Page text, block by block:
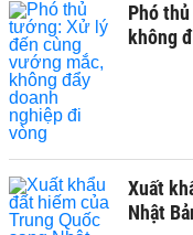
Phó
không
Xuất
Nhật